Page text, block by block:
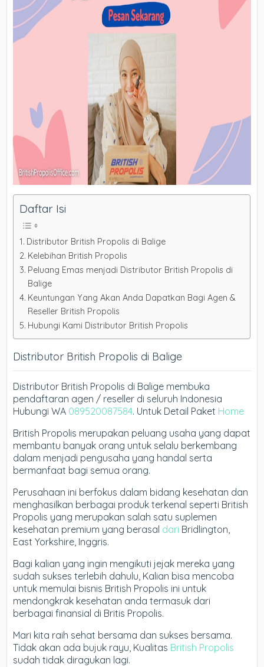
Daftar Isi
Distributor British Propolis di Balige
Kelebihan British Propolis
Peluang Emas menjadi Distributor British Propolis di
Balige
Keuntungan Yang Akan Anda Dapatkan Bagi Agen &
Reseller British Propolis
Hubungi Kami Distributor British Propolis
Distributor British Propolis di Balige
Distributor British Propolis di Balige membuka
pendaftaran agen / reseller di seluruh Indonesia
Hubungi WA 089520087584. Untuk Detail Paket Home
British Propolis merupakan peluang usaha yang dapat
membantu banyak orang untuk selalu berkembang
dalam menjadi pengusaha yang handal serta
bermanfaat bagi semua orang.
Perusahaan ini berfokus dalam bidang kesehatan dan
menghasilkan berbagai produk terkenal seperti British
Propolis yang merupakan salah satu suplemen
kesehatan premium yang berasal dari Bridlington,
East Yorkshire, Inggris.
Bagi kalian yang ingin mengikuti jejak mereka yang
sudah sukses terlebih dahulu, Kalian bisa mencoba
untuk memulai bisnis British Propolis ini untuk
mendongkrak kesehatan anda termasuk dari
berbagai finansial di Britis Propolis.
Mari kita raih sehat bersama dan sukses bersama.
Tidak akan ada bujuk rayu, Kualitas British Propolis
sudah tidak diragukan lagi.